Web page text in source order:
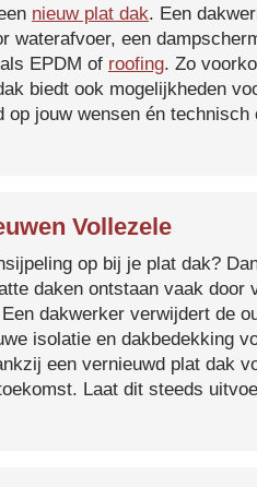
nieuw plat dak. Een
waterafvoer, een
EPDM of roofing. Zo
biedt ook mogelijkheden
op jouw wensen én
Vollezele
op bij je plat dak?
daken ontstaan vaak door
dakwerker verwijdert de
isolatie en dakbedekking
een vernieuwd plat dak
Laat dit steeds